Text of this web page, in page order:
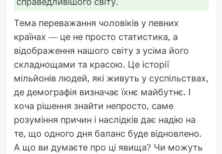
Тема переважання чоловіків у певних
країнах — це не просто статистика, а
відображення нашого світу з усіма його
складнощами та красою. Це історії
мільйонів людей, які живуть у суспільствах,
де демографія визначає їхнє майбутнє. І
хоча рішення знайти непросто, саме
розуміння причин і наслідків дає надію на
те, що одного дня баланс буде відновлено.
А що ви думаєте про ці явища? Чи можуть